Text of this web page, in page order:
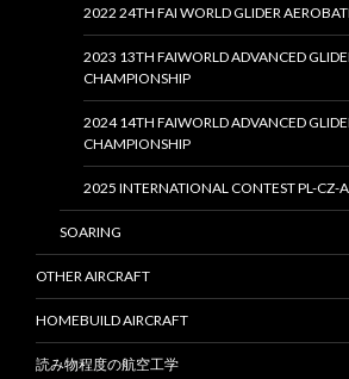
2022 24TH FAI WORLD GLIDER
2023 13TH FAIWORLD ADVANCED
CHAMPIONSHIP
2024 14TH FAIWORLD ADVANCED
CHAMPIONSHIP
2025 INTERNATIONAL CONTEST PL-CZ-
SOARING
OTHER AIRCRAFT
HOMEBUILD AIRCRAFT
読み物程度の航空工学